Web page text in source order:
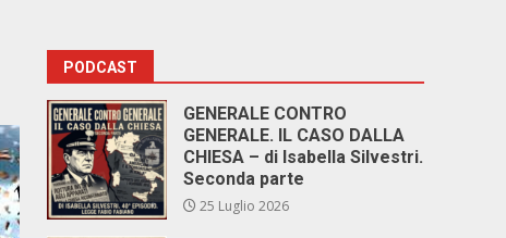
PODCAST
GENERALE CONTRO
GENERALE. IL CASO DALLA
CHIESA – di Isabella Silvestri.
Seconda parte
25 Luglio 2026